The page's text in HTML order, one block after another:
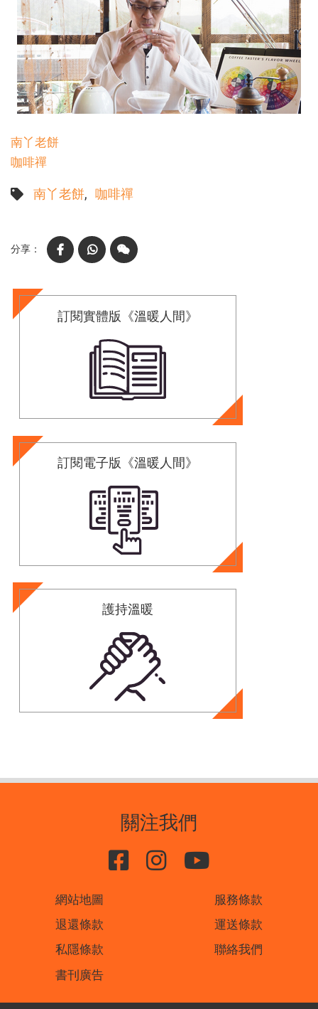
南丫老餅
咖啡禪
南丫老餅 咖啡禪
FacebookWhatsAppWeChat
訂閱實體版《溫暖人間》
訂閱電子版《溫暖人間》
護持溫暖
關注我們
網站地圖
服務條款
退還條款
運送條款
私隱條款
聯絡我們
書刊廣告